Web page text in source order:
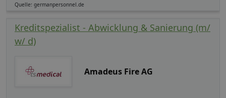
Quelle: germanpersonnel.de
Kreditspezialist - Abwicklung & Sanierung (m/
w/ d)
Amadeus Fire AG